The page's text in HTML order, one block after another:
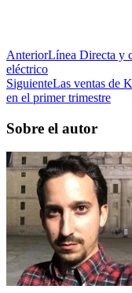
AnteriorLínea Directa y
eléctrico
SiguienteLas ventas de
en el primer trimestre
Sobre el autor